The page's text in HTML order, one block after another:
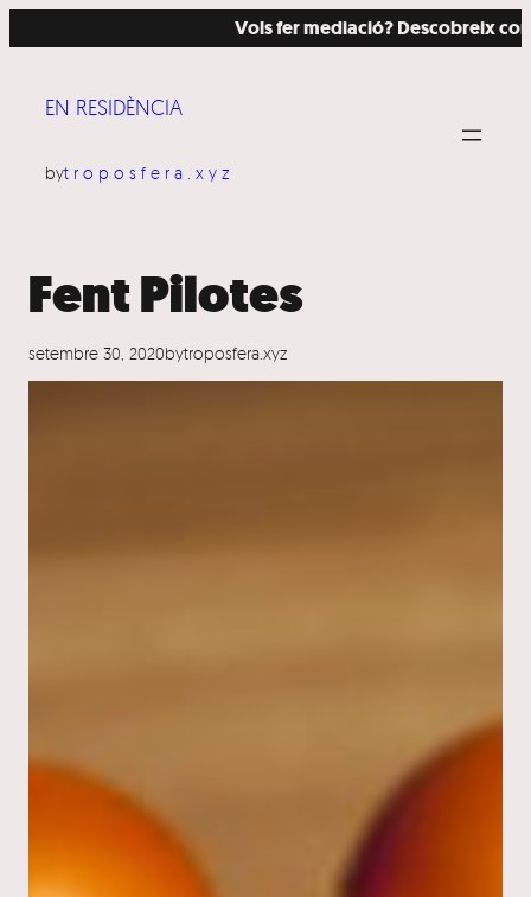
al
Vols fer mediació? Descobreix com
EN RESIDÈNCIA
bytroposfera.xyz
Fent Pilotes
setembre 30, 2020bytroposfera.xyz